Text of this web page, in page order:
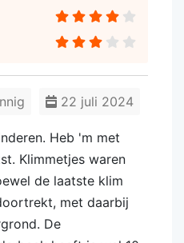
22 juli 2024
Heb 'm met
Klimmetjes waren
de laatste klim
met daarbij
De